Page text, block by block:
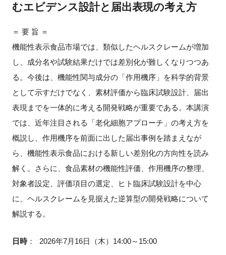
むエビデンス設計と届出表現の考え方
＝ 要 旨 ＝
機能性表示食品市場では、類似したヘルスクレームが増加
し、成分名や試験結果だけでは差別化が難しくなりつつあ
る。今後は、機能性関与成分の「作用機序」を科学的背景
として示すだけでなく、素材評価から臨床試験設計、届出
表現までを一体的に考える開発戦略が重要である。本講演
では、近年注目される「老化細胞アプローチ」の考え方を
概説し、作用機序を前面に出した届出事例を踏まえなが
ら、機能性表示食品における新しい差別化の方向性を読み
解く。さらに、食品素材の機能性評価、作用機序の整理、
対象者設定、評価項目の選定、ヒト臨床試験設計を中心
に、ヘルスクレームを見据えた逆算型の開発戦略について
解説する。
日時： 2026年7月16日（木）14:00～15:00